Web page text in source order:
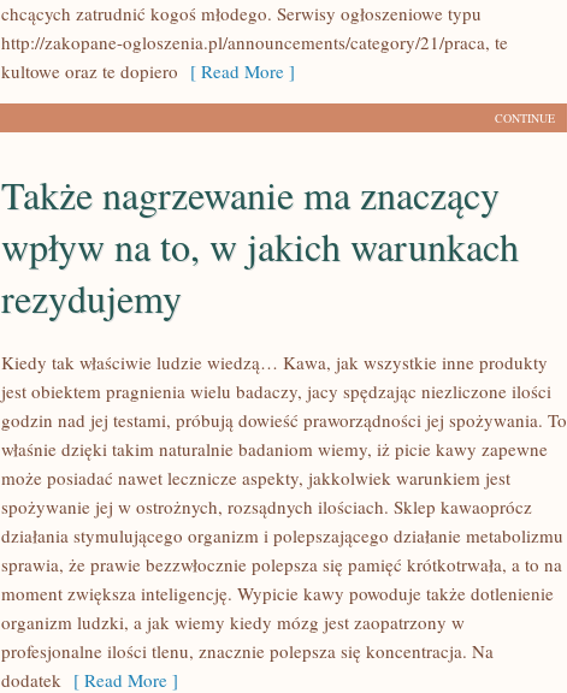
chcących zatrudnić kogoś młodego. Serwisy ogłoszeniowe typu
http://zakopane-ogloszenia.pl/announcements/category/21/praca, te
kultowe oraz te dopiero [ Read More ]
CONTINUE
Także nagrzewanie ma znaczący
wpływ na to, w jakich warunkach
rezydujemy
Kiedy tak właściwie ludzie wiedzą… Kawa, jak wszystkie inne produkty
jest obiektem pragnienia wielu badaczy, jacy spędzając niezliczone ilości
godzin nad jej testami, próbują dowieść praworządności jej spożywania. To
właśnie dzięki takim naturalnie badaniom wiemy, iż picie kawy zapewne
może posiadać nawet lecznicze aspekty, jakkolwiek warunkiem jest
spożywanie jej w ostrożnych, rozsądnych ilościach. Sklep kawaoprócz
działania stymulującego organizm i polepszającego działanie metabolizmu
sprawia, że prawie bezzwłocznie polepsza się pamięć krótkotrwała, a to na
moment zwiększa inteligencję. Wypicie kawy powoduje także dotlenienie
organizm ludzki, a jak wiemy kiedy mózg jest zaopatrzony w
profesjonalne ilości tlenu, znacznie polepsza się koncentracja. Na
dodatek [ Read More ]